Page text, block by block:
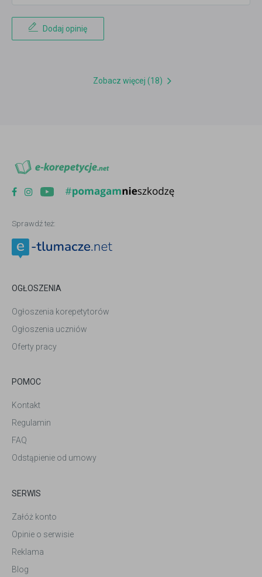
Dodaj opinię
Zobacz więcej (18)
Sprawdź też:
OGŁOSZENIA
Ogłoszenia korepetytorów
Ogłoszenia uczniów
Oferty pracy
POMOC
Kontakt
Regulamin
FAQ
Odstąpienie od umowy
SERWIS
Załóż konto
Opinie o serwisie
Reklama
Blog